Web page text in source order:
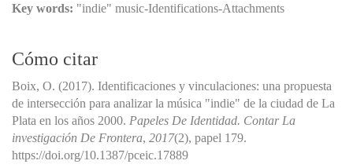
Key words: "indie" music-Identifications-Attachments
Cómo citar
Boix, O. (2017). Identificaciones y vinculaciones: una propuesta
de intersección para analizar la música "indie" de la ciudad de La
Plata en los años 2000. Papeles De Identidad. Contar La
investigación De Frontera, 2017(2), papel 179.
https://doi.org/10.1387/pceic.17889